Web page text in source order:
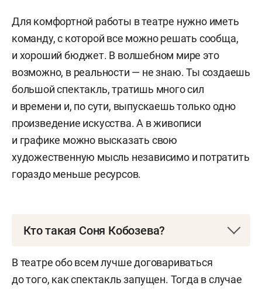
Для комфортной работы в театре нужно иметь
команду, с которой все можно решать сообща,
и хороший бюджет. В волшебном мире это
возможно, в реальности — не знаю. Ты создаешь
большой спектакль, тратишь много сил
и времени и, по сути, выпускаешь только одно
произведение искусства. А в живописи
и графике можно высказать свою
художественную мысль независимо и потратить
гораздо меньше ресурсов.
Кто такая Соня Кобозева?
сценограф и график.
В театре обо всем лучше договариваться
до того, как спектакль запущен. Тогда в случае